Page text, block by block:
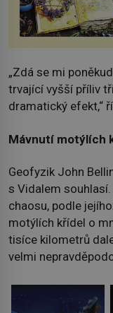
„Zdá se mi
trvající vyšší příliv
dramatický efekt,“
Mávnutí motýlích
Geofyzik John
s Vidalem
chaosu, podle
motýlích křídel o
tisíce kilometrů
velmi